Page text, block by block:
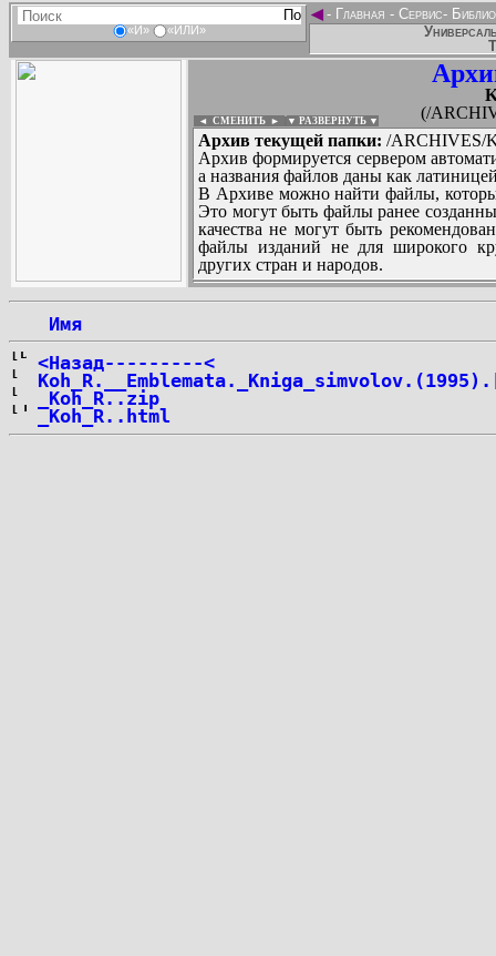
«И» «ИЛИ»
◄- Главная - Сервис-
(/
◄ СМЕНИТЬ ► ▼ РАЗВЕРНУТЬ ▼
Архив текущей папки: /ARCHIVES/
Архив формируется сервером
а названия файлов даны как
В Архиве можно найти файлы,
Это могут быть файлы ранее
качества не могут быть
файлы изданий не для широкого
других стран и народов.
Имя
<Назад---------<
_Koh_R..zip
_Koh_R..html